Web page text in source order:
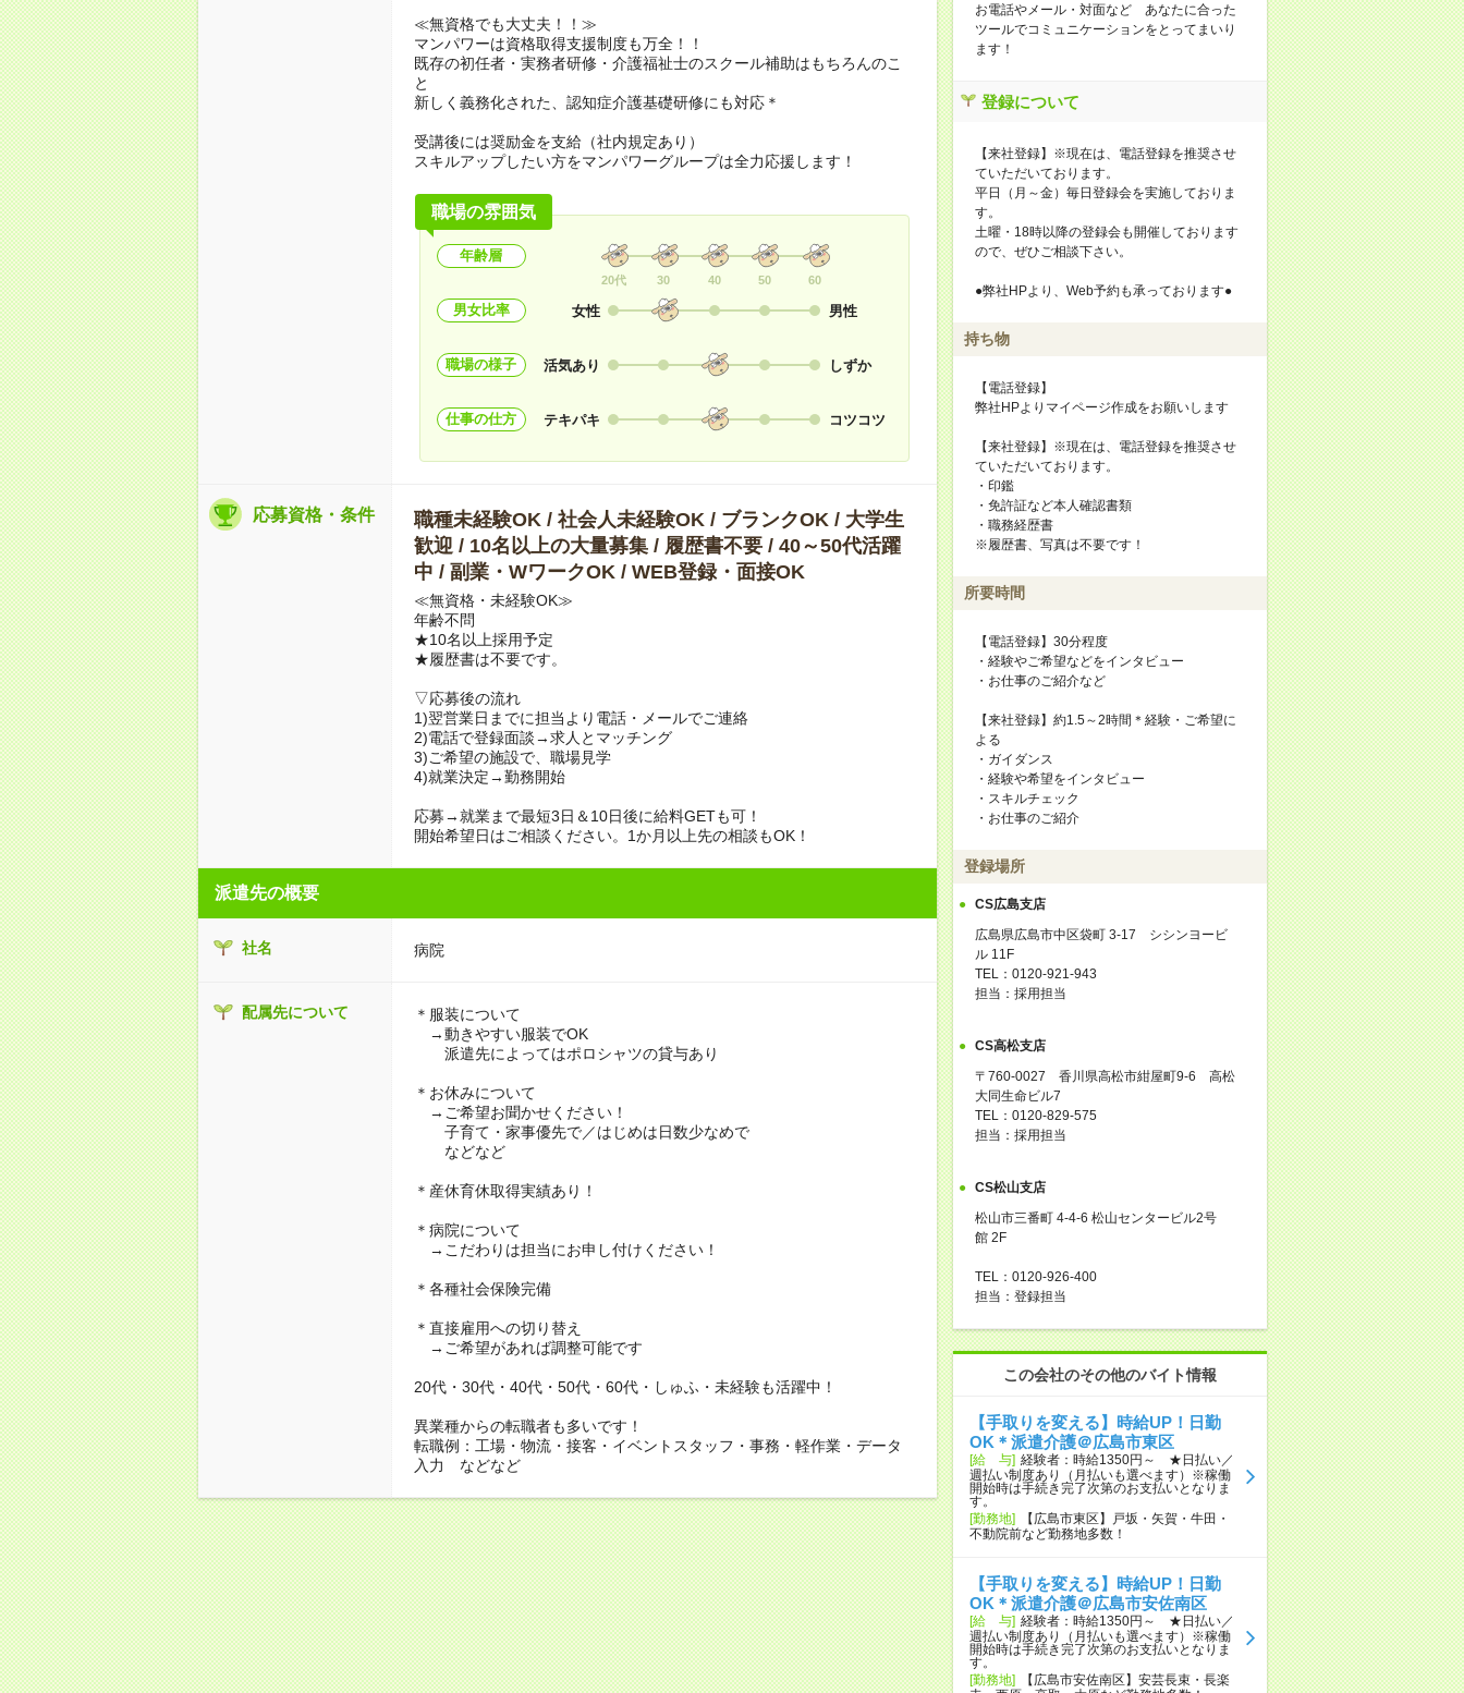
≪無資格でも大丈夫！！≫
マンパワーは資格取得支援制度も万全！！
既存の初任者・実務者研修・介護福祉士のスクール補助はもちろんのこ
と
新しく義務化された、認知症介護基礎研修にも対応＊
受講後には奨励金を支給（社内規定あり）
スキルアップしたい方をマンパワーグループは全力応援します！
職場の雰囲気
年齢層
20代 30 40 50 60
男女比率 女性 男性
職場の様子 活気あり しずか
仕事の仕方 テキパキ コツコツ
応募資格・条件
職種未経験OK / 社会人未経験OK / ブランクOK / 大学生
歓迎 / 10名以上の大量募集 / 履歴書不要 / 40～50代活躍
中 / 副業・WワークOK / WEB登録・面接OK
≪無資格・未経験OK≫
年齢不問
★10名以上採用予定
★履歴書は不要です。
▽応募後の流れ
1)翌営業日までに担当より電話・メールでご連絡
2)電話で登録面談→求人とマッチング
3)ご希望の施設で、職場見学
4)就業決定→勤務開始
応募→就業まで最短3日＆10日後に給料GETも可！
開始希望日はご相談ください。1か月以上先の相談もOK！
派遣先の概要
社名 病院
配属先について
＊服装について
→動きやすい服装でOK
派遣先によってはポロシャツの貸与あり
＊お休みについて
→ご希望お聞かせください！
子育て・家事優先で／はじめは日数少なめで
などなど
＊産休育休取得実績あり！
＊病院について
→こだわりは担当にお申し付けください！
＊各種社会保険完備
＊直接雇用への切り替え
→ご希望があれば調整可能です
20代・30代・40代・50代・60代・しゅふ・未経験も活躍中！
異業種からの転職者も多いです！
転職例：工場・物流・接客・イベントスタッフ・事務・軽作業・データ
入力 などなど
お電話やメール・対面など あなたに合った
ツールでコミュニケーションをとってまいり
ます！
登録について
【来社登録】※現在は、電話登録を推奨させ
ていただいております。
平日（月～金）毎日登録会を実施しておりま
す。
土曜・18時以降の登録会も開催しております
ので、ぜひご相談下さい。
●弊社HPより、Web予約も承っております●
持ち物
【電話登録】
弊社HPよりマイページ作成をお願いします
【来社登録】※現在は、電話登録を推奨させ
ていただいております。
・印鑑
・免許証など本人確認書類
・職務経歴書
※履歴書、写真は不要です！
所要時間
【電話登録】30分程度
・経験やご希望などをインタビュー
・お仕事のご紹介など
【来社登録】約1.5～2時間＊経験・ご希望に
よる
・ガイダンス
・経験や希望をインタビュー
・スキルチェック
・お仕事のご紹介
登録場所
CS広島支店
広島県広島市中区袋町 3-17 シシンヨービ
ル 11F
TEL：0120-921-943
担当：採用担当
CS高松支店
〒760-0027 香川県高松市紺屋町9-6 高松
大同生命ビル7
TEL：0120-829-575
担当：採用担当
CS松山支店
松山市三番町 4-4-6 松山センタービル2号
館 2F
TEL：0120-926-400
担当：登録担当
この会社のその他のバイト情報
【手取りを変える】時給UP！日勤
OK＊派遣介護＠広島市東区
[給 与] 経験者：時給1350円～ ★日払い／
週払い制度あり（月払いも選べます）※稼働
開始時は手続き完了次第のお支払いとなりま
す。
[勤務地]
【広島市東区】戸坂・矢賀・牛田・
不動院前など勤務地多数！
【手取りを変える】時給UP！日勤
OK＊派遣介護＠広島市安佐南区
[給 与] 経験者：時給1350円～ ★日払い／
週払い制度あり（月払いも選べます）※稼働
開始時は手続き完了次第のお支払いとなりま
す。
[勤務地]
【広島市安佐南区】安芸長束・長楽